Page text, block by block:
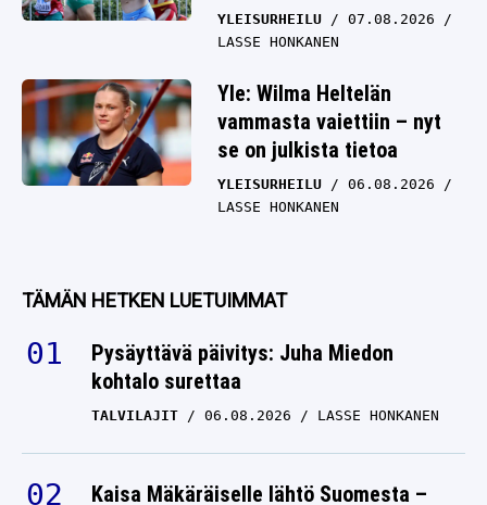
YLEISURHEILU
07.08.2026
LASSE HONKANEN
Yle: Wilma Heltelän
vammasta vaiettiin – nyt
se on julkista tietoa
YLEISURHEILU
06.08.2026
LASSE HONKANEN
TÄMÄN HETKEN LUETUIMMAT
Pysäyttävä päivitys: Juha Miedon
kohtalo surettaa
TALVILAJIT 06.08.2026 LASSE HONKANEN
Kaisa Mäkäräiselle lähtö Suomesta –